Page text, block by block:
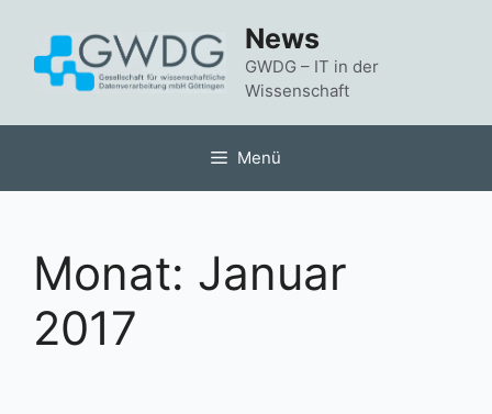
springen
News
GWDG – IT in der
Wissenschaft
Menü
Monat: Januar
2017